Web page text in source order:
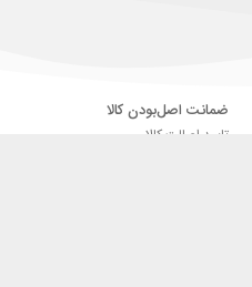
ضمانت اصل‌بودن کالا
تایید اصالت کالا